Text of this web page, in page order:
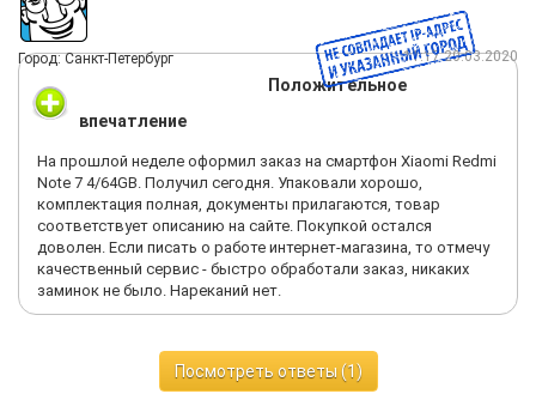
Город: Санкт-Петербург 11:17 20.03.2020
Положительное
впечатление
На прошлой неделе оформил заказ на смартфон Xiaomi Redmi
Note 7 4/64GB. Получил сегодня. Упаковали хорошо,
комплектация полная, документы прилагаются, товар
соответствует описанию на сайте. Покупкой остался
доволен. Если писать о работе интернет-магазина, то отмечу
качественный сервис - быстро обработали заказ, никаких
заминок не было. Нареканий нет.
Посмотреть ответы (1)